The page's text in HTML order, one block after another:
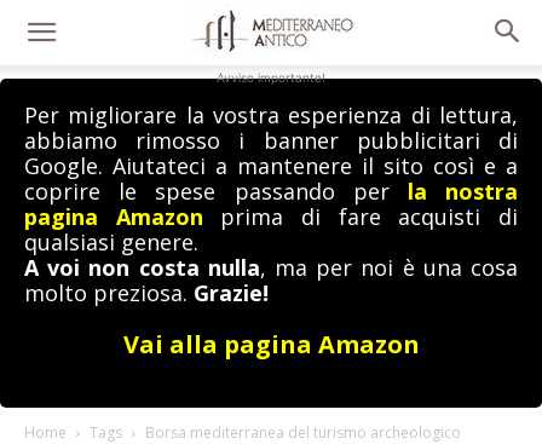
Avviso importante!
Per migliorare la vostra esperienza di lettura,
abbiamo rimosso i banner pubblicitari di
Google. Aiutateci a mantenere il sito così e a
coprire le spese passando per la nostra
pagina Amazon prima di fare acquisti di
qualsiasi genere.
A voi non costa nulla, ma per noi è una cosa
molto preziosa. Grazie!
Vai alla pagina Amazon
Home Tags Borsa mediterranea del turismo archeologico